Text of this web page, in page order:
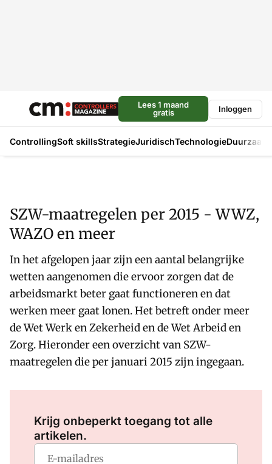
Lees 1 maand
gratis
Inloggen
ControllingSoft skillsStrategieJuridischTechnologie
SZW-maatregelen per 2015 - WWZ,
WAZO en meer
In het afgelopen jaar zijn een aantal belangrijke
wetten aangenomen die ervoor zorgen dat de
arbeidsmarkt beter gaat functioneren en dat
werken meer gaat lonen. Het betreft onder meer
de Wet Werk en Zekerheid en de Wet Arbeid en
Zorg. Hieronder een overzicht van SZW-
maatregelen die per januari 2015 zijn ingegaan.
Krijg onbeperkt toegang tot alle
artikelen.